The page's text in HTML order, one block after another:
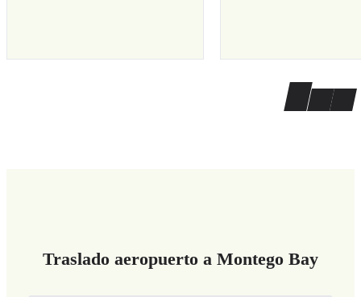
Traslado aeropuerto a Montego Bay